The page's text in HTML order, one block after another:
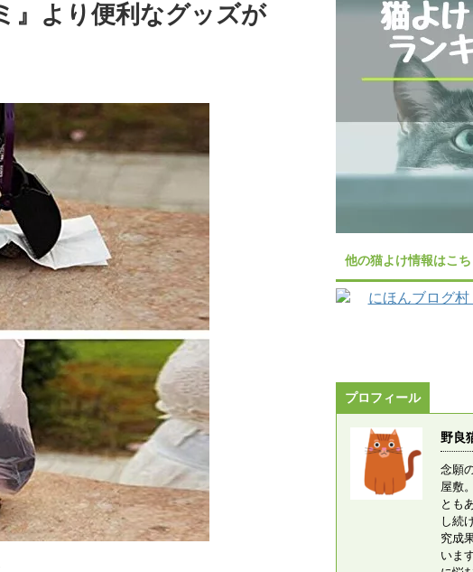
』より便利なグッズが
他の猫よけ情報はこち
プロフィール
野良
念願
屋敷
とも
し続
究成
いま